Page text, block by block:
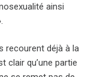
ainsi
recourent déjà à la
clair qu’une partie